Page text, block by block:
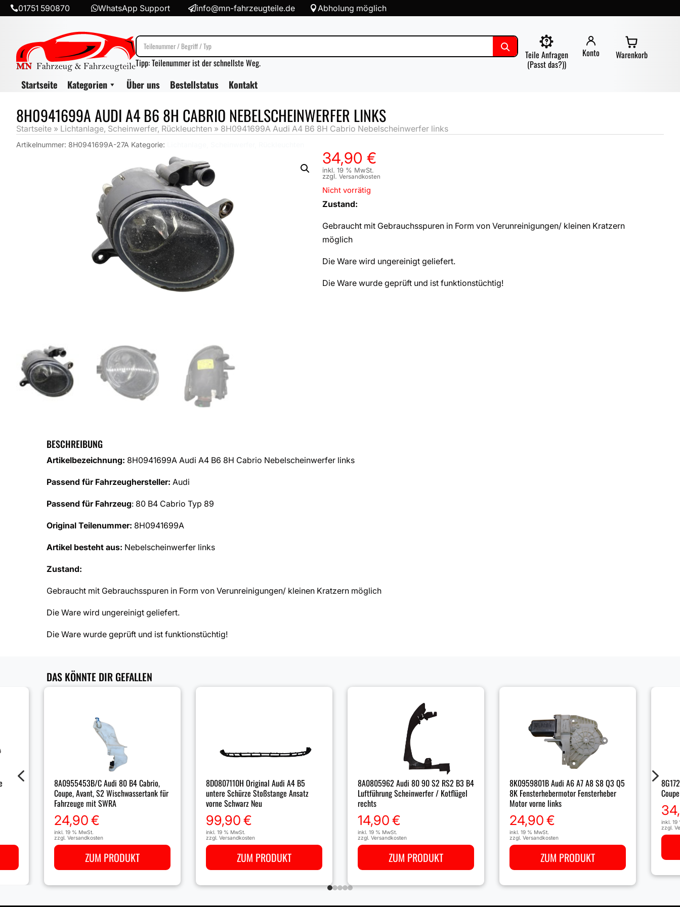
01751 590870 WhatsApp Support info@mn-fahrzeugteile.de Abholung möglich
Teile Anfragen
(Passt das?))
Konto Warenkorb
Tipp: Teilenummer ist der schnellste Weg.
Startseite Kategorien Über uns Bestellstatus Kontakt
8H0941699A AUDI A4 B6 8H CABRIO NEBELSCHEINWERFER LINKS
Startseite » Lichtanlage, Scheinwerfer, Rückleuchten » 8H0941699A Audi A4 B6 8H Cabrio Nebelscheinwerfer links
Artikelnummer: 8H0941699A-27A Kategorie:
34,90 €
inkl. 19 % MwSt.
zzgl. Versandkosten
Nicht vorrätig
Zustand:
Gebraucht mit Gebrauchsspuren in Form von Verunreinigungen/ kleinen Kratzern
möglich
Die Ware wird ungereinigt geliefert.
Die Ware wurde geprüft und ist funktionstüchtig!
BESCHREIBUNG
Artikelbezeichnung: 8H0941699A Audi A4 B6 8H Cabrio Nebelscheinwerfer links
Passend für Fahrzeughersteller: Audi
Passend für Fahrzeug: 80 B4 Cabrio Typ 89
Original Teilenummer: 8H0941699A
Artikel besteht aus: Nebelscheinwerfer links
Zustand:
Gebraucht mit Gebrauchsspuren in Form von Verunreinigungen/ kleinen Kratzern möglich
Die Ware wird ungereinigt geliefert.
Die Ware wurde geprüft und ist funktionstüchtig!
DAS KÖNNTE DIR GEFALLEN
8A0955453B/C Audi 80 B4 Cabrio,
Coupe, Avant, S2 Wischwassertank für
Fahrzeuge mit SWRA
24,90€
inkl. 19 % MwSt.
zzgl. Versandkosten
ZUM PRODUKT
8D0807110H Original Audi A4 B5
untere Schürze Stoßstange Ansatz
vorne Schwarz Neu
99,90€
inkl. 19 % MwSt.
zzgl. Versandkosten
ZUM PRODUKT
8A0805962 Audi 80 90 S2 RS2 B3 B4
Luftführung Scheinwerfer / Kotflügel
rechts
14,90€
inkl. 19 % MwSt.
zzgl. Versandkosten
ZUM PRODUKT
8K0959801B Audi A6 A7 A8 S8 Q3 Q5
8K Fensterhebermotor Fensterheber
Motor vorne links
24,90€
inkl. 19 % MwSt.
zzgl. Versandkosten
ZUM PRODUKT
inkl. 19
zzgl.
4 5